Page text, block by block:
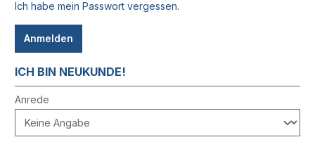
Ich habe mein Passwort vergessen.
Anmelden
ICH BIN NEUKUNDE!
Persönliche Informationen
Anrede